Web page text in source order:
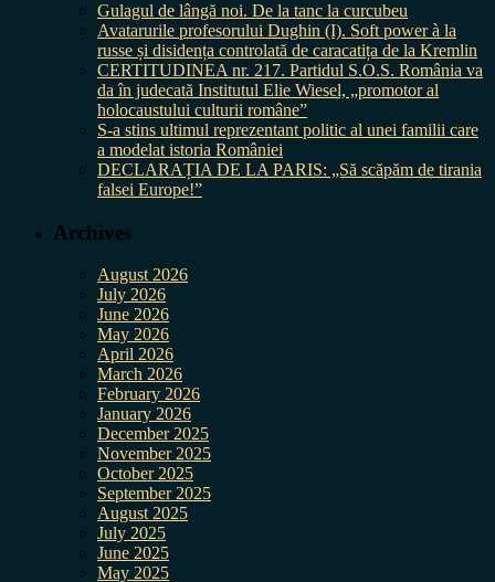
Gulagul de lângă noi. De la tanc la curcubeu
Avatarurile profesorului Dughin (I). Soft power à la
russe și disidența controlată de caracatița de la Kremlin
CERTITUDINEA nr. 217. Partidul S.O.S. România va
da în judecată Institutul Elie Wiesel, „promotor al
holocaustului culturii române”
S-a stins ultimul reprezentant politic al unei familii care
a modelat istoria României
DECLARAȚIA DE LA PARIS: „Să scăpăm de tirania
falsei Europe!”
Archives
August 2026
July 2026
June 2026
May 2026
April 2026
March 2026
February 2026
January 2026
December 2025
November 2025
October 2025
September 2025
August 2025
July 2025
June 2025
May 2025